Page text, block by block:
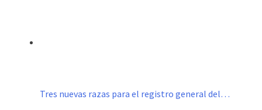
Tres nuevas razas para el registro general del…